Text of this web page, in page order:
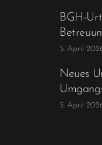
BGH-
5. April
Neues
5. April